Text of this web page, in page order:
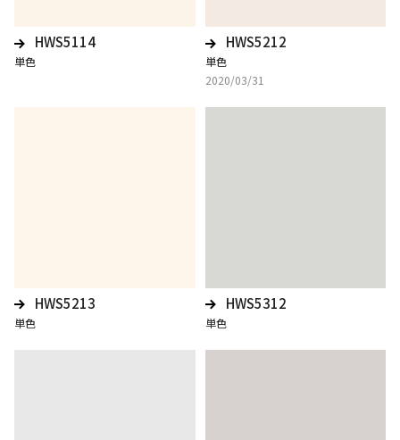
HWS5114
単色
HWS5212
単色
2020/03/31
HWS5213
単色
HWS5312
単色